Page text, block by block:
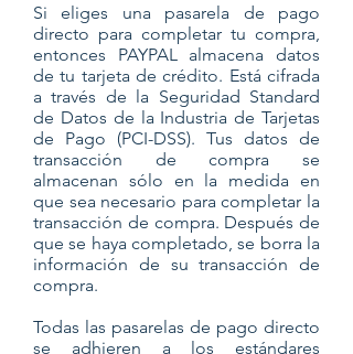
Si eliges una pasarela de pago
directo para completar tu compra,
entonces PAYPAL almacena datos
de tu tarjeta de crédito. Está cifrada
a través de la Seguridad Standard
de Datos de la Industria de Tarjetas
de Pago (PCI-DSS). Tus datos de
transacción de compra se
almacenan sólo en la medida en
que sea necesario para completar la
transacción de compra. Después de
que se haya completado, se borra la
información de su transacción de
compra.
Todas las pasarelas de pago directo
se adhieren a los estándares